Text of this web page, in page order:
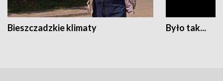
Bieszczadzkie klimaty Było tak...